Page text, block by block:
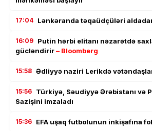
17:04 Lənkəranda təqaüdçüləri
16:09 Putin hərbi elitanı nəzarətdə
gücləndirir– Bloomberg
15:58 Ədliyyə naziri Lerikdə
15:56 Türkiyə, Səudiyyə Ərəbistanı və
Sazişini imzaladı
15:36 EFA uşaq futbolunun inkişafına